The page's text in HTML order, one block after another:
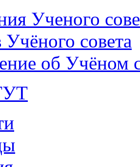
Ученого
Учёного совета
об Учёном